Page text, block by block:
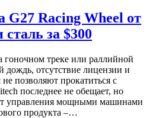
G27 Racing Wheel от
за $300
гоночном треке или раллийной
дождь, отсутствие лицензии и
позволяют прокатиться с
последнее не обещает, но
управления мощными машинами
продукта –…